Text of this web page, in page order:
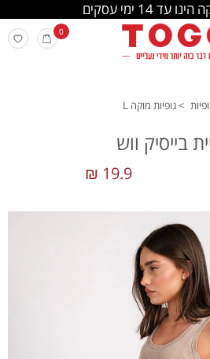
מתבצעת בסניפי הרשת
0
>גופיות מוקה L
בייסיק ווש
19.9 ₪